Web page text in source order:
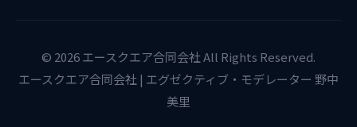
© 2026 エースクエア合同会社 All Rights Reserved.
エースクエア合同会社 | エグゼクティブ・モデレーター 野中
美里